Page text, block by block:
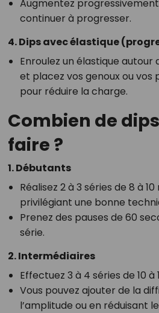
Augmentez
continuer à progresser.
4. Dips avec élastique
Enroulez un élastique
et placez vos genoux ou vos
pour réduire la charge.
Combien de
faire ?
1. Débutants
Réalisez 2 à 3 séries de 8 à
privilégiant une bonne
Prenez des pauses de 60
série.
2. Intermédiaires
Effectuez 3 à 4 séries de 10 à
Vous pouvez ajouter de la
l’amplitude ou en réduisant